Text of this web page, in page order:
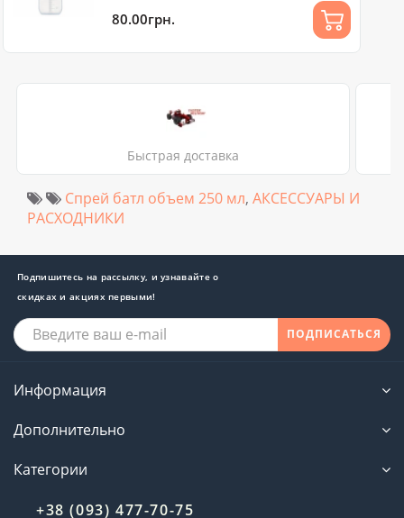
80.00грн.
Быстрая доставка
Спрей батл объем 250 мл, АКСЕССУАРЫ И
РАСХОДНИКИ
Подпишитесь на рассылку, и узнавайте о
скидках и акциях первыми!
ПОДПИСАТЬСЯ
Информация
Дополнительно
Категории
+38 (093) 477-70-75